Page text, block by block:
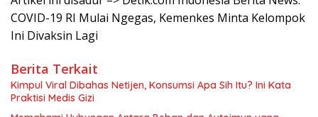
COVID-19 RI Mulai Ngegas, Kemenkes Minta Kelompok
Ini Divaksin Lagi
Berita Terkait
Kimpul Viral Dibahas Netijen, Konsumsi Apa Sih Itu? Ini Kata
Praktisi Medis Gizi